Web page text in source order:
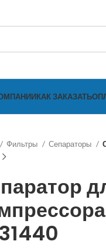
КАК ЗАКАЗАТЬ
Фильтры Сепараторы